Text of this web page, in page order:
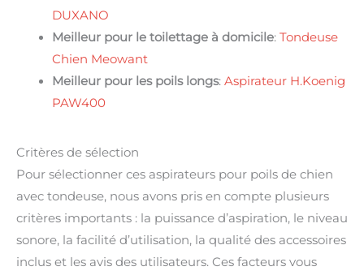
DUXANO
Meilleur pour le toilettage à domicile: Tondeuse
Chien Meowant
Meilleur pour les poils longs: Aspirateur H.Koenig
PAW400
Critères de sélection
Pour sélectionner ces aspirateurs pour poils de chien
avec tondeuse, nous avons pris en compte plusieurs
critères importants : la puissance d’aspiration, le niveau
sonore, la facilité d’utilisation, la qualité des accessoires
inclus et les avis des utilisateurs. Ces facteurs vous